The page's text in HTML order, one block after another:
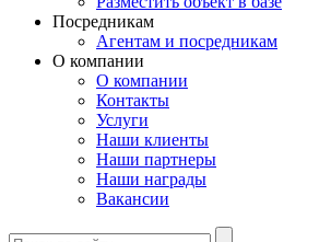
Посредникам
Агентам и посредникам
О компании
О компании
Контакты
Услуги
Наши клиенты
Наши партнеры
Наши награды
Вакансии